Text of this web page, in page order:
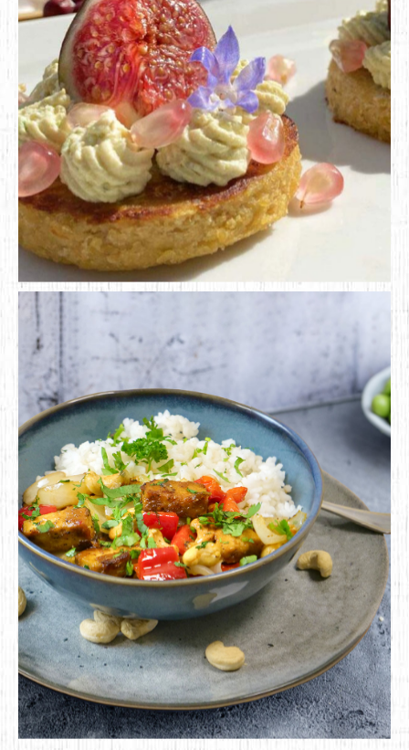
TARTELETTES SALÉES AU TEMPEH D’OKARA ET
SOJAMI À TARTINER CIBOULETTE ÉCHALOTE
DÉCOUVRIR
DÉCOUVRIR